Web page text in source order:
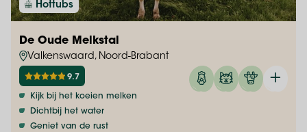
Hottubs
De Oude Melkstal
Valkenswaard, Noord-Brabant
9.7
Kijk bij het koeien melken
Dichtbij het water
Geniet van de rust